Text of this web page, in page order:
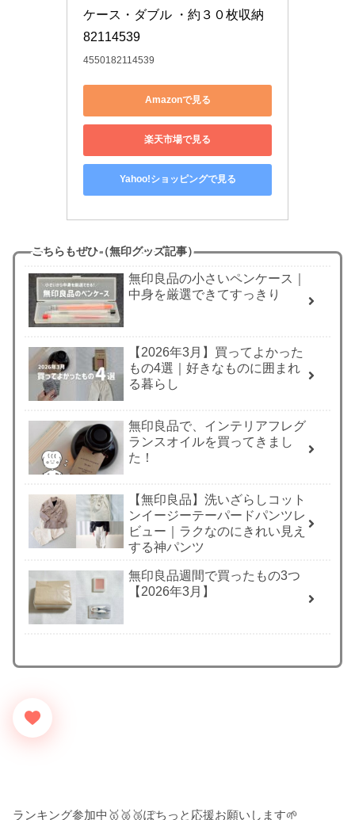
ケース・ダブル ・約３０枚収納
82114539
4550182114539
Amazonで見る
楽天市場で見る
Yahoo!ショッピングで見る
こちらもぜひ（無印グッズ記事）
無印良品の小さいペンケース｜
中身を厳選できてすっきり
【2026年3月】買ってよかった
もの4選｜好きなものに囲まれ
る暮らし
無印良品で、インテリアフレグ
ランスオイルを買ってきまし
た！
【無印良品】洗いざらしコット
ンイージーテーパードパンツレ
ビュー｜ラクなのにきれい見え
する神パンツ
無印良品週間で買ったもの3つ
【2026年3月】
ランキング参加中🥇🥈🥉ぽちっと応援お願いします🌱